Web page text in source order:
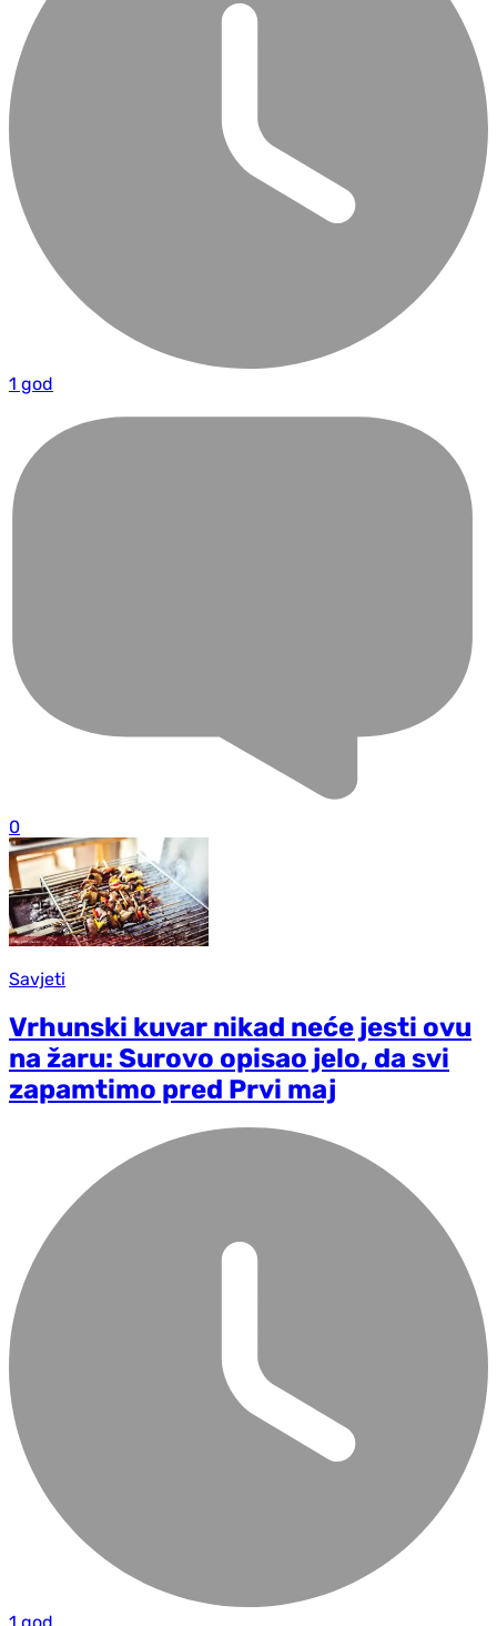
1 god
0
Savjeti
Vrhunski kuvar nikad neće jesti ovu
na žaru: Surovo opisao jelo, da svi
zapamtimo pred Prvi maj